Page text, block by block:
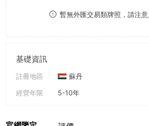
暫無外匯交易類牌照，請注意
基礎資訊
註冊地區
蘇丹
經營年限
5-10年